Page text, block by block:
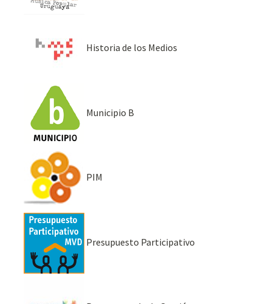
Historia de los Medios
Municipio B
PIM
Presupuesto Participativo